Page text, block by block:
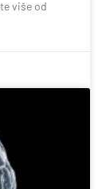
više od